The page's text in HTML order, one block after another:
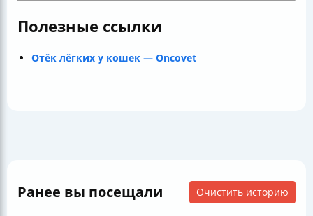
Полезные ссылки
Отёк лёгких у кошек — Oncovet
Ранее вы посещали Очистить историю